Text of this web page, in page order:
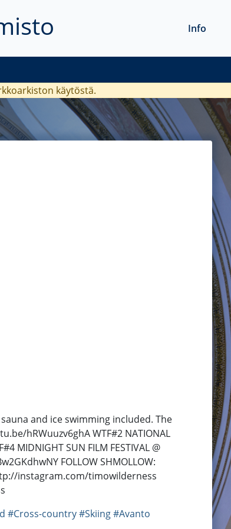
Info
käytöstä.
and ice swimming included. The
hRWuuzv6ghA WTF#2 NATIONAL
MIDNIGHT SUN FILM FESTIVAL @
FOLLOW SHMOLLOW:
instagram.com/timowilderness
#Cross-country#Skiing#Avanto